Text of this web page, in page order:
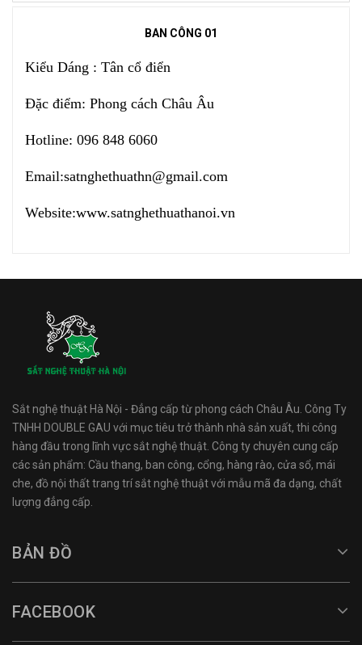
BAN CÔNG 01
Kiểu Dáng : Tân cổ điển
Đặc điểm: Phong cách Châu Âu
Hotline: 096 848 6060
Email:satnghethuathn@gmail.com
Website:www.satnghethuathanoi.vn
Sắt nghệ thuật Hà Nội - Đẳng cấp từ phong cách Châu Âu. Công Ty
TNHH DOUBLE GAU với mục tiêu trở thành nhà sản xuất, thi công
hàng đầu trong lĩnh vực sắt nghệ thuật. Công ty chuyên cung cấp
các sản phẩm: Cầu thang, ban công, cổng, hàng rào, cửa sổ, mái
che, đồ nội thất trang trí sắt nghệ thuật với mẫu mã đa dạng, chất
lượng đẳng cấp.
BẢN ĐỒ
FACEBOOK